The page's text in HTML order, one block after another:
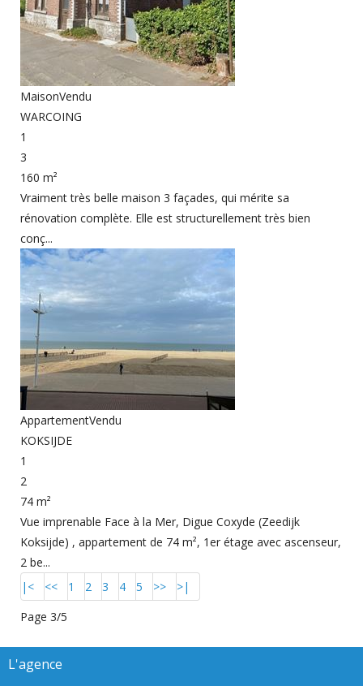
MaisonVendu
WARCOING
1
3
160 m²
Vraiment très belle maison 3 façades, qui mérite sa
rénovation complète. Elle est structurellement très bien
conç...
AppartementVendu
KOKSIJDE
1
2
74 m²
Vue imprenable Face à la Mer, Digue Coxyde (Zeedijk
Koksijde) , appartement de 74 m², 1er étage avec ascenseur,
2 be...
|<
<< 1 2 3 4 5 >>
>|
Page 3/5
L'agence